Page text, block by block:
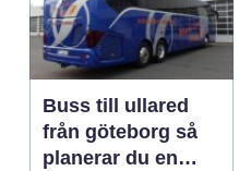
Buss till ullared
från göteborg så
planerar du en